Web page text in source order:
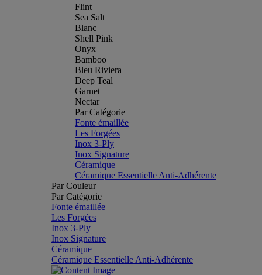
Flint
Sea Salt
Blanc
Shell Pink
Onyx
Bamboo
Bleu Riviera
Deep Teal
Garnet
Nectar
Par Catégorie
Fonte émaillée
Les Forgées
Inox 3-Ply
Inox Signature
Céramique
Céramique Essentielle Anti-Adhérente
Par Couleur
Par Catégorie
Fonte émaillée
Les Forgées
Inox 3-Ply
Inox Signature
Céramique
Céramique Essentielle Anti-Adhérente